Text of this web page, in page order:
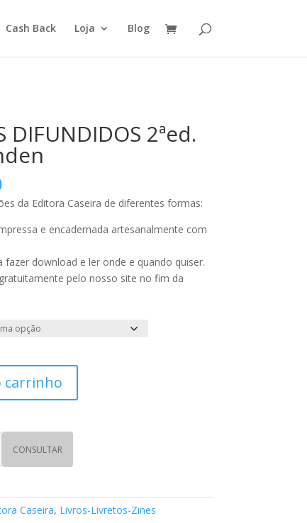
Cash Back Loja Blog
DIFUNDIDOS 2ªed.
Faixa
de
preço:
R$10,00
R$30,00
da Editora Caseira de diferentes formas:
e encadernada artesanalmente com
fazer download e ler onde e quando quiser.
pelo nosso site no fim da
carrinho
CONSULTAR
Caseira, Livros-Livretos-Zines